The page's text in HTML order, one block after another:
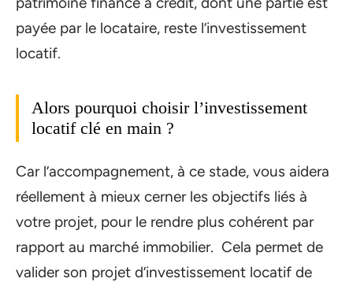
payée par le locataire, reste l’investissement
locatif.
Alors pourquoi choisir l’investissement
locatif clé en main ?
Car l’accompagnement, à ce stade, vous aidera
réellement à mieux cerner les objectifs liés à
votre projet, pour le rendre plus cohérent par
rapport au marché immobilier. Cela permet de
valider son projet d’investissement locatif de